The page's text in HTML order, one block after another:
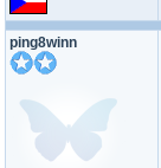
ping8winn